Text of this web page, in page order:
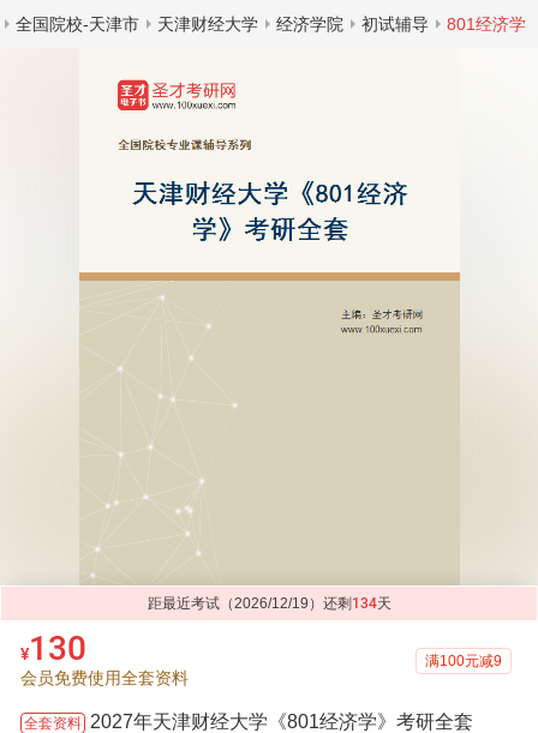
全国院校-天津市 天津财经大学 经济学院 初试辅导 801经济学
距最近考试（2026/12/19）还剩 134天
¥130
会员免费使用全套资料
满100元减9
全套资料 2027年天津财经大学《801经济学》考研全套